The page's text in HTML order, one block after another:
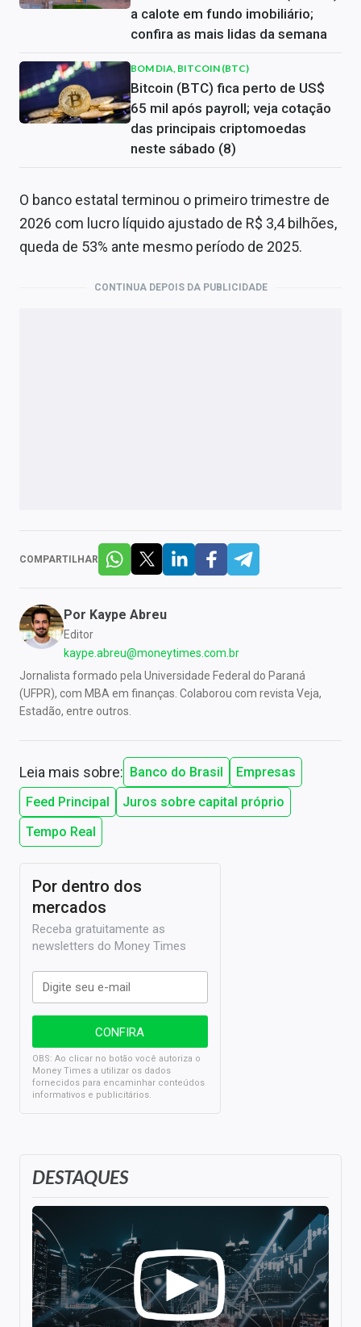
a calote em fundo imobiliário;
confira as mais lidas da semana
BOM DIA, BITCOIN (BTC)
Bitcoin (BTC) fica perto de US$
65 mil após payroll; veja cotação
das principais criptomoedas
neste sábado (8)
O banco estatal terminou o primeiro trimestre de
2026 com lucro líquido ajustado de R$ 3,4 bilhões,
queda de 53% ante mesmo período de 2025.
CONTINUA DEPOIS DA PUBLICIDADE
COMPARTILHAR
Por Kaype Abreu
Editor
kaype.abreu@moneytimes.com.br
Jornalista formado pela Universidade Federal do Paraná
(UFPR), com MBA em finanças. Colaborou com revista Veja,
Estadão, entre outros.
Leia mais sobre: Banco do Brasil
Empresas
Feed Principal
Juros sobre capital próprio
Tempo Real
DESTAQUES
Por dentro dos
mercados
Receba gratuitamente as
newsletters do Money Times
OBS: Ao clicar no botão você autoriza o
Money Times a utilizar os dados
fornecidos para encaminhar conteúdos
informativos e publicitários.